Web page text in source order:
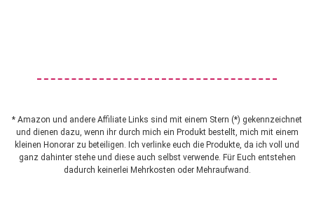
* Amazon und andere Affiliate Links sind mit einem Stern (*) gekennzeichnet
und dienen dazu, wenn ihr durch mich ein Produkt bestellt, mich mit einem
kleinen Honorar zu beteiligen. Ich verlinke euch die Produkte, da ich voll und
ganz dahinter stehe und diese auch selbst verwende. Für Euch entstehen
dadurch keinerlei Mehrkosten oder Mehraufwand.